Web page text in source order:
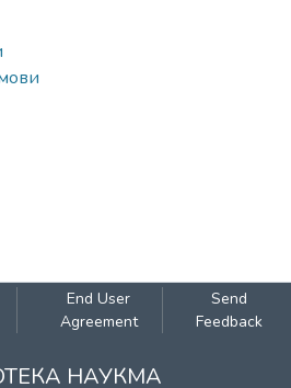
End User
Agreement
Send
Feedback
НАУКМА